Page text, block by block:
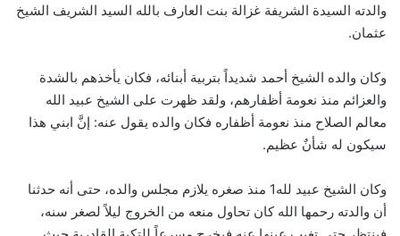
والدته السيدة الشريفة غزالة بنت العارف بالله السيد الشريف الشيخ
عثمان.
وكان والده الشيخ أحمد شديداً بتربية أبنائه، فكان يأخذهم بالشدة
والعزائم منذ نعومة أظفارهم، ولقد ظهرت على الشيخ عبيد الله
معالم الصلاح منذ نعومة أظفاره فكان والده يقول عنه: إنَّ ابني هذا
سيكون له شأنٌ عظيم.
وكان الشيخ عبيد لله1 منذ صغره يلازم مجلس والده، حتى أنه حدثنا
أن والدته رحمها الله كان تحاول منعه من الخروج ليلاً لصغر سنه،